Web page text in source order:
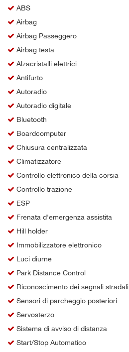
ABS
Airbag
Airbag Passeggero
Airbag testa
Alzacristalli elettrici
Antifurto
Autoradio
Autoradio digitale
Bluetooth
Boardcomputer
Chiusura centralizzata
Climatizzatore
Controllo elettronico della corsia
Controllo trazione
ESP
Frenata d'emergenza assistita
Hill holder
Immobilizzatore elettronico
Luci diurne
Park Distance Control
Riconoscimento dei segnali stradali
Sensori di parcheggio posteriori
Servosterzo
Sistema di avviso di distanza
Start/Stop Automatico